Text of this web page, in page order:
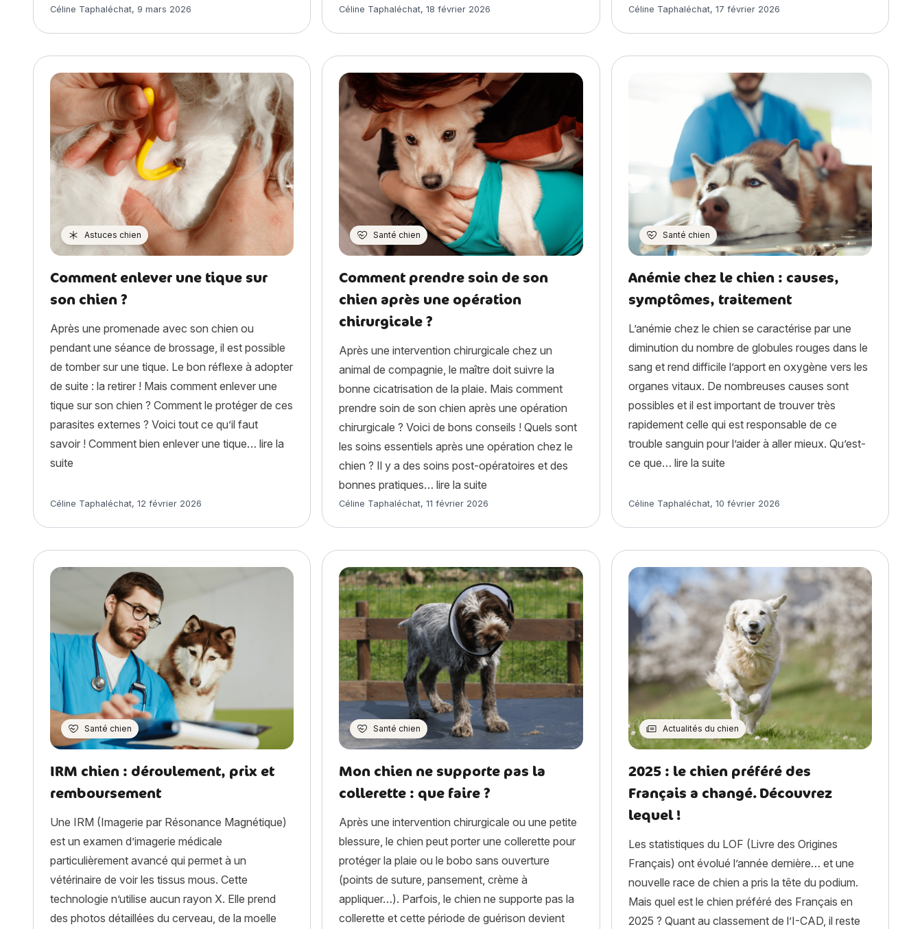
Article rédigé par
Céline Taphaléchat, 9 mars 2026 Article rédigé par
Céline Taphaléchat,18 février 2026 Article rédigé par
Céline Taphaléchat, 17 février 2026
Astuces chien
Comment enlever une tique sur
son chien ?
Après une promenade avec son chien ou
pendant une séance de brossage, il est possible
de tomber sur une tique. Le bon réflexe à adopter
de suite : la retirer ! Mais comment enlever une
tique sur son chien ? Comment le protéger de ces
parasites externes ? Voici tout ce qu’il faut
savoir ! Comment bien enlever une tique… lire la
suite
Article rédigé par
Céline Taphaléchat, 12 février 2026
Santé chien
Comment prendre soin de son
chien après une opération
chirurgicale ?
Après une intervention chirurgicale chez un
animal de compagnie, le maître doit suivre la
bonne cicatrisation de la plaie. Mais comment
prendre soin de son chien après une opération
chirurgicale ? Voici de bons conseils ! Quels sont
les soins essentiels après une opération chez le
chien ? Il y a des soins post-opératoires et des
bonnes pratiques…lire la suite
Article rédigé par
Céline Taphaléchat,11 février 2026
Santé chien
Anémie chez le chien : causes,
symptômes, traitement
L’anémie chez le chien se caractérise par une
diminution du nombre de globules rouges dans le
sang et rend difficile l’apport en oxygène vers les
organes vitaux. De nombreuses causes sont
possibles et il est important de trouver très
rapidement celle qui est responsable de ce
trouble sanguin pour l’aider à aller mieux. Qu’est-
ce que… lire la suite« Anémie chez le chien : causes,
Article rédigé par
Céline Taphaléchat, 10 février 2026
Santé chien
IRM chien : déroulement, prix et
remboursement
Une IRM (Imagerie par Résonance Magnétique)
est un examen d’imagerie médicale
particulièrement avancé qui permet à un
vétérinaire de voir les tissus mous. Cette
technologie n’utilise aucun rayon X. Elle prend
des photos détaillées du cerveau, de la moelle
Santé chien
Mon chien ne supporte pas la
collerette : que faire ?
Après une intervention chirurgicale ou une petite
blessure, le chien peut porter une collerette pour
protéger la plaie ou le bobo sans ouverture
(points de suture, pansement, crème à
appliquer…). Parfois, le chien ne supporte pas la
collerette et cette période de guérison devient
Actualités du chien
2025 : le chien préféré des
Français a changé. Découvrez
lequel !
Les statistiques du LOF (Livre des Origines
Français) ont évolué l’année dernière… et une
nouvelle race de chien a pris la tête du podium.
Mais quel est le chien préféré des Français en
2025 ? Quant au classement de l’I-CAD, il reste